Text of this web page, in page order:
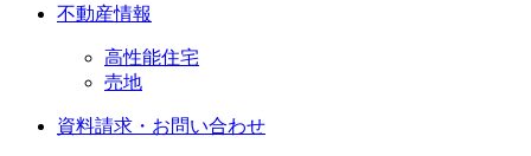
不動産情報
高性能住宅
売地
資料請求・お問い合わせ